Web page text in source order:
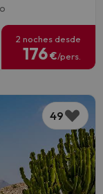
2 noches desde
176€/pers.
49